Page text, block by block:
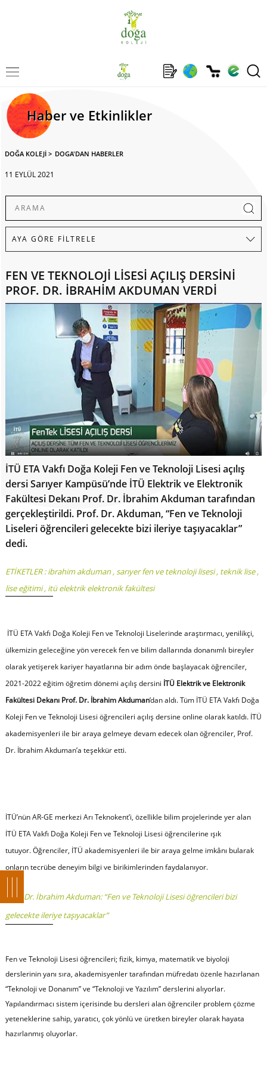
Haber ve Etkinlikler
DOĞA KOLEJİ > DOGA'DAN HABERLER
11 EYLÜL 2021
FEN VE TEKNOLOJİ LİSESİ AÇILIŞ DERSİNİ
PROF. DR. İBRAHİM AKDUMAN VERDİ
İTÜ ETA Vakfı Doğa Koleji Fen ve Teknoloji Lisesi açılış
dersi Sarıyer Kampüsü’nde İTÜ Elektrik ve Elektronik
Fakültesi Dekanı Prof. Dr. İbrahim Akduman tarafından
gerçekleştirildi. Prof. Dr. Akduman, “Fen ve Teknoloji
Liseleri öğrencileri gelecekte bizi ileriye taşıyacaklar”
dedi.
ETİKETLER :ibrahim akduman,sarıyer fen ve teknoloji lisesi, teknik lise,
lise eğitimi, itü elektrik elektronik fakültesi
İTÜ ETA Vakfı Doğa Koleji Fen ve Teknoloji Liselerinde araştırmacı, yenilikçi,
ülkemizin geleceğine yön verecek fen ve bilim dallarında donanımlı bireyler
olarak yetişerek kariyer hayatlarına bir adım önde başlayacak öğrenciler,
2021-2022 eğitim öğretim dönemi açılış dersini İTÜ Elektrik ve Elektronik
Fakültesi Dekanı Prof. Dr. İbrahim Akduman’dan aldı. Tüm İTÜ ETA Vakfı Doğa
Koleji Fen ve Teknoloji Lisesi öğrencileri açılış dersine online olarak katıldı. İTÜ
akademisyenleri ile bir araya gelmeye devam edecek olan öğrenciler, Prof.
Dr. İbrahim Akduman’a teşekkür etti.
İTÜ’nün AR-GE merkezi Arı Teknokent’i, özellikle bilim projelerinde yer alan
İTÜ ETA Vakfı Doğa Koleji Fen ve Teknoloji Lisesi öğrencilerine ışık
tutuyor. Öğrenciler, İTÜ akademisyenleri ile bir araya gelme imkânı bularak
onların tecrübe deneyim bilgi ve birikimlerinden faydalanıyor.
Prof. Dr. İbrahim Akduman: “Fen ve Teknoloji Lisesi öğrencileri bizi
gelecekte ileriye taşıyacaklar”
Fen ve Teknoloji Lisesi öğrencileri; fizik, kimya, matematik ve biyoloji
derslerinin yanı sıra, akademisyenler tarafından müfredatı özenle hazırlanan
“Teknoloji ve Donanım” ve “Teknoloji ve Yazılım” derslerini alıyorlar.
Yapılandırmacı sistem içerisinde bu dersleri alan öğrenciler problem çözme
yeteneklerine sahip, yaratıcı, çok yönlü ve üretken bireyler olarak hayata
hazırlanmış oluyorlar.